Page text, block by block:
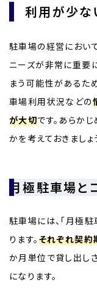
利用が少な
駐車場の経営におい
ニーズが非常に重要
まう可能性があるた
車場利用状況などの
が大切です。あらか
かを考えておきましょ
月極駐車場と
駐車場には、「月極駐
ります。 それぞれ契
か月単位で貸し出し
になります。